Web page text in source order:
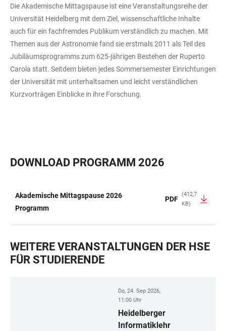
Die Akademische Mittagspause ist eine Veranstaltungsreihe der
Universität Heidelberg mit dem Ziel, wissenschaftliche Inhalte
auch für ein fachfremdes Publikum verständlich zu machen. Mit
Themen aus der Astronomie fand sie erstmals 2011 als Teil des
Jubiläumsprogramms zum 625-jährigen Bestehen der Ruperto
Carola statt. Seitdem bieten jedes Sommersemester Einrichtungen
der Universität mit unterhaltsamen und leicht verständlichen
Kurzvorträgen Einblicke in ihre Forschung.
DOWNLOAD PROGRAMM 2026
TABELLE
Akademische Mittagspause 2026
Programm
PDF
(412,7
KB)
WEITERE VERANSTALTUNGEN DER HSE
FÜR STUDIERENDE
Do, 24. Sep 2026,
11:00 Uhr
Heidelberger
Informatiklehr